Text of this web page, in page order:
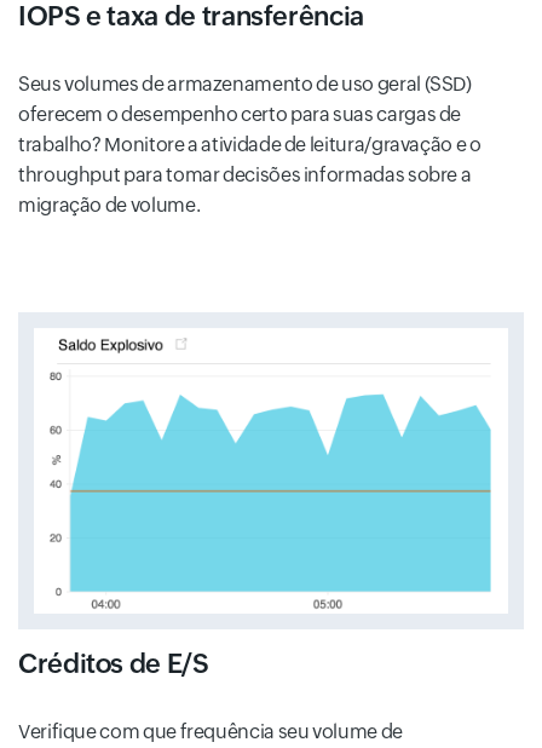
IOPS e taxa de transferência
Seus volumes de armazenamento de uso geral (SSD)
oferecem o desempenho certo para suas cargas de
trabalho? Monitore a atividade de leitura/gravação e o
throughput para tomar decisões informadas sobre a
migração de volume.
Créditos de E/S
Verifique com que frequência seu volume de